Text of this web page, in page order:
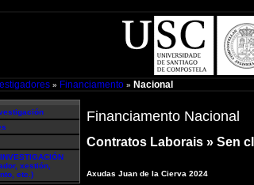
» Financiamento » Nacional
xestión,
etc.)
Financiamento Nacional
Contratos Laborais » Sen
Axudas Juan de la Cierva 2024